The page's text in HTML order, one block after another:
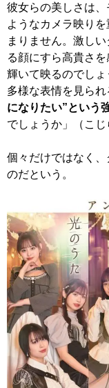
彼女らの美しさは
ようなカメラ映り
まりません。激し
る顔にすら高貴さ
輝いて映るのでし
多様な表情を見られ
になりたい”という
でしょうか」（こじ
個々だけではなく
のだという。